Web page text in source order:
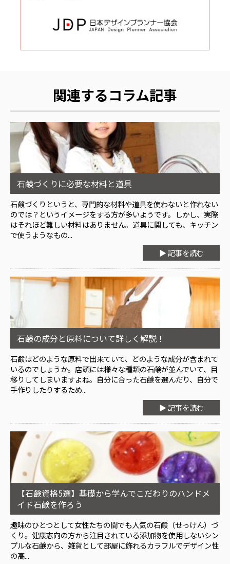
関連するコラム記事
石鹸づくりに必要な材料と道具
石鹸づくりというと、専門的な材料や道具を使わないと作れない
のでは？というイメージをする方が多いようです。しかし、実際
はそれほど難しい材料はありません。道具に関しても、キッチン
で使うようなもの...
▶ 記事を読む
石鹸の成分と原料について詳しく解説！
石鹸はどのような原料で出来ていて、どのような成分が含まれて
いるのでしょうか。店頭には様々な種類の石鹸が並んでいて、目
移りしてしまいますよね。自分に合った石鹸を選んだり、自分で
手作りしたりするため...
▶ 記事を読む
【石鹸資格5選】基礎から学んでこだわりのハンドメ
イド石鹸を作ろう
趣味のひとつとして女性たちの間でも人気の石鹸（せっけん）づ
くり。健康志向の方から注目されている添加物を使用しないシン
プルな石鹸から、雑貨として部屋に飾れるカラフルでデザイン性
の高...